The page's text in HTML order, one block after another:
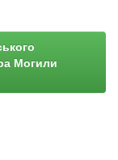
Могили